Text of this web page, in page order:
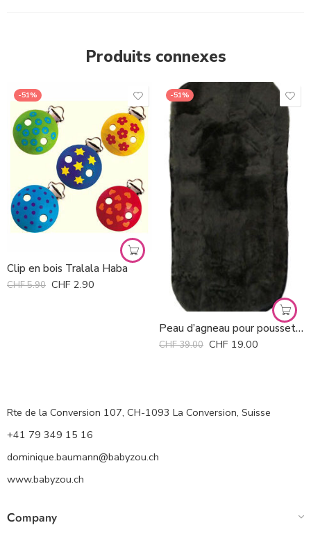
Produits connexes
-51%
Clip en bois Tralala Haba
CHF5.90 CHF 2.90
-51%
Peau d’agneau pour poussette, buggy ou chaise voiture *
CHF39.00 CHF 19.00
Rte de la Conversion 107, CH-1093 La Conversion, Suisse
+41 79 349 15 16
dominique.baumann@babyzou.ch
www.babyzou.ch
Company